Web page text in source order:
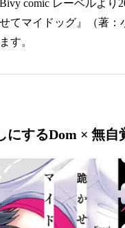
comic レーベルより
てマイドッグ』（著：
す。
にするDom × 無自